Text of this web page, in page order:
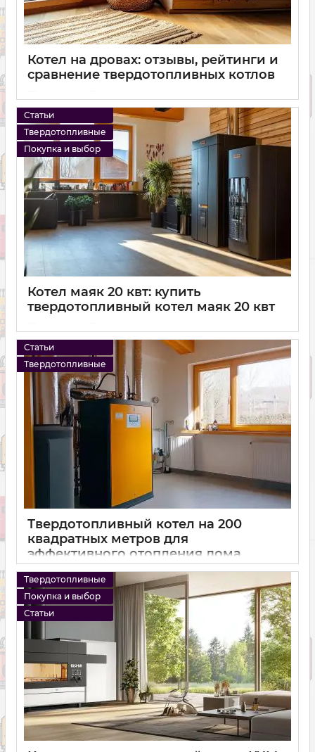
Котел на дровах: отзывы, рейтинги и
сравнение твердотопливных котлов
Статьи
Твердотопливные
Покупка и выбор
Котел маяк 20 квт: купить
твердотопливный котел маяк 20 квт
Статьи
Твердотопливные
Твердотопливный котел на 200
квадратных метров для
эффективного отопления дома
15 10 2024 0
Твердотопливные
Покупка и выбор
Статьи